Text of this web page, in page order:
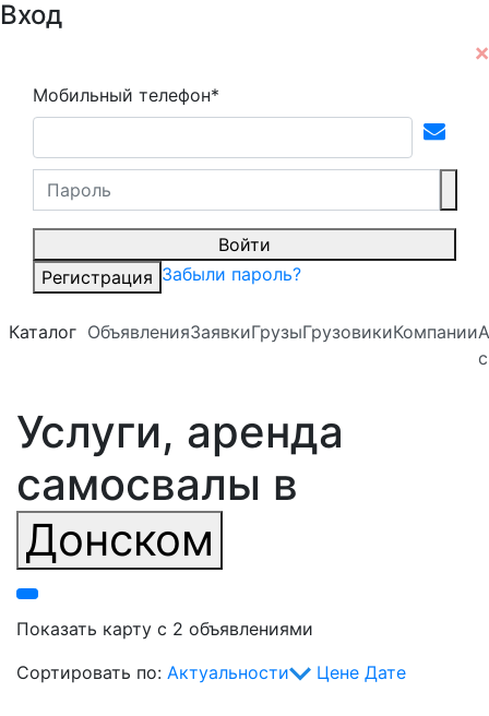
Вход
Мобильный телефон*
Войти
Регистрация Забыли пароль?
Каталог ОбъявленияЗаявкиГрузыГрузовикиКомпании
Услуги, аренда
самосвалы в
Донском
Показать карту с 2 объявлениями
Сортировать по: Актуальности Цене Дате